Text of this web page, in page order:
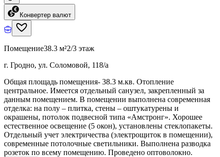
Конвертер валют
Помещение38.3 м²2/3 этаж
г. Гродно, ул. Соломовой, 118/а
Общая площадь помещения- 38.3 м.кв. Отопление
центральное. Имеется отдельный санузел, закрепленный за
данным помещением. В помещении выполнена современная
отделка: на полу – плитка, стены – оштукатурены и
окрашены, потолок подвесной типа «Амстронг». Хорошее
естественное освещение (5 окон), установлены стеклопакеты.
Отдельный учет электричества (электрощиток в помещении),
современные потолочные светильники. Выполнена разводка
розеток по всему помещению. Проведено оптоволокно.